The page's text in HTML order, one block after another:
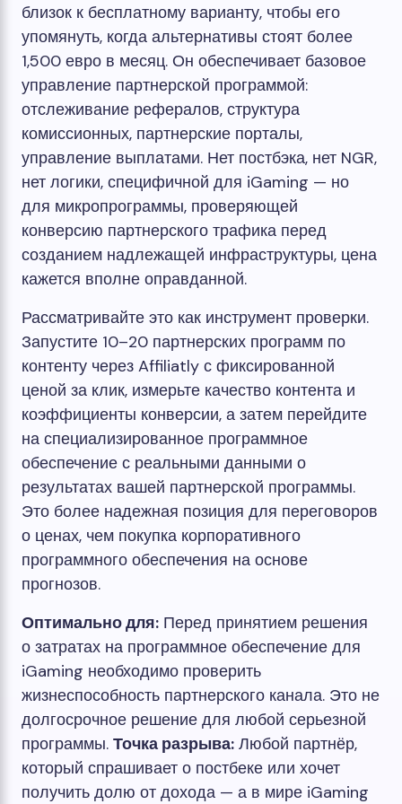
близок к бесплатному варианту, чтобы его
упомянуть, когда альтернативы стоят более
1,500 евро в месяц. Он обеспечивает базовое
управление партнерской программой:
отслеживание рефералов, структура
комиссионных, партнерские порталы,
управление выплатами. Нет постбэка, нет NGR,
нет логики, специфичной для iGaming — но
для микропрограммы, проверяющей
конверсию партнерского трафика перед
созданием надлежащей инфраструктуры, цена
кажется вполне оправданной.
Рассматривайте это как инструмент проверки.
Запустите 10–20 партнерских программ по
контенту через Affiliatly с фиксированной
ценой за клик, измерьте качество контента и
коэффициенты конверсии, а затем перейдите
на специализированное программное
обеспечение с реальными данными о
результатах вашей партнерской программы.
Это более надежная позиция для переговоров
о ценах, чем покупка корпоративного
программного обеспечения на основе
прогнозов.
Оптимально для: Перед принятием решения
о затратах на программное обеспечение для
iGaming необходимо проверить
жизнеспособность партнерского канала. Это не
долгосрочное решение для любой серьезной
программы. Точка разрыва: Любой партнёр,
который спрашивает о постбеке или хочет
получить долю от дохода — а в мире iGaming